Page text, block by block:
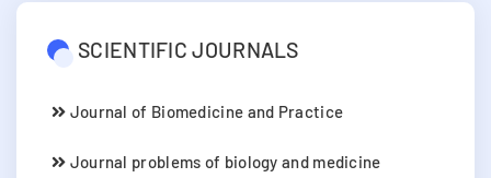
SCIENTIFIC JOURNALS
Journal of Biomedicine and Practice
Journal problems of biology and medicine